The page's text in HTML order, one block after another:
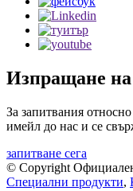
Изпращане
За запитвания
имейл до нас и се
запитване сега
© Copyright
Специални продукти,